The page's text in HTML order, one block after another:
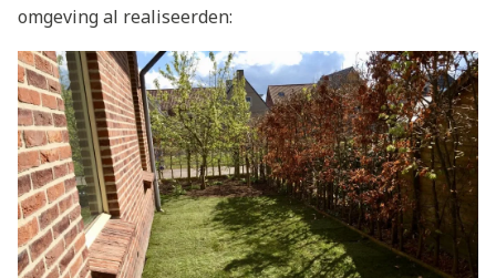
omgeving al realiseerden: